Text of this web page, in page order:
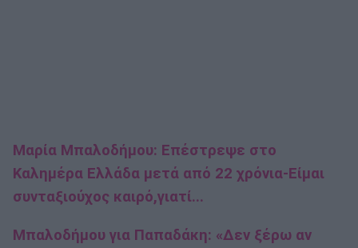
Μαρία Μπαλοδήμου: Επέστρεψε στο
Καλημέρα Ελλάδα μετά από 22 χρόνια-Είμαι
συνταξιούχος καιρό,γιατί...
Μπαλοδήμου για Παπαδάκη: «Δεν ξέρω αν